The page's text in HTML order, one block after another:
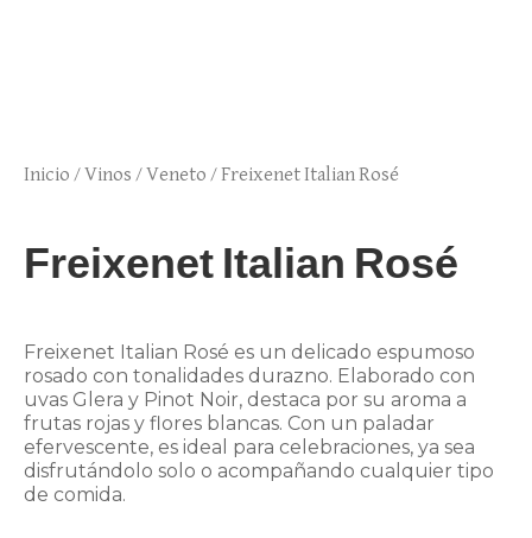
Inicio /Vinos /Veneto / Freixenet Italian Rosé
Freixenet Italian Rosé
Freixenet Italian Rosé es un delicado espumoso
rosado con tonalidades durazno. Elaborado con
uvas Glera y Pinot Noir, destaca por su aroma a
frutas rojas y flores blancas. Con un paladar
efervescente, es ideal para celebraciones, ya sea
disfrutándolo solo o acompañando cualquier tipo
de comida.